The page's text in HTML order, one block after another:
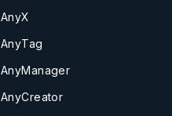
AnyX
AnyTag
AnyManager
AnyCreator